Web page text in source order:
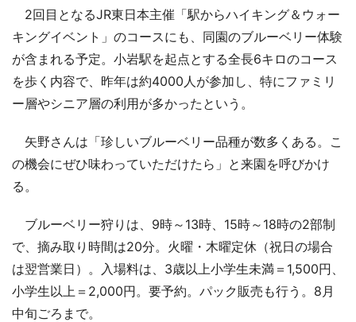
2回目となるJR東日本主催「駅からハイキング＆ウォー
キングイベント」のコースにも、同園のブルーベリー体験
が含まれる予定。小岩駅を起点とする全長6キロのコース
を歩く内容で、昨年は約4000人が参加し、特にファミリ
ー層やシニア層の利用が多かったという。
矢野さんは「珍しいブルーベリー品種が数多くある。こ
の機会にぜひ味わっていただけたら」と来園を呼びかけ
る。
ブルーベリー狩りは、9時～13時、15時～18時の2部制
で、摘み取り時間は20分。火曜・木曜定休（祝日の場合
は翌営業日）。入場料は、3歳以上小学生未満＝1,500円、
小学生以上＝2,000円。要予約。パック販売も行う。8月
中旬ごろまで。